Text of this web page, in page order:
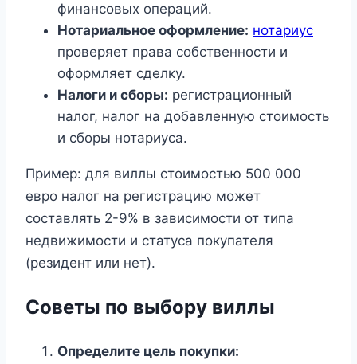
финансовых операций.
Нотариальное оформление: нотариус
проверяет права собственности и
оформляет сделку.
Налоги и сборы: регистрационный
налог, налог на добавленную стоимость
и сборы нотариуса.
Пример: для виллы стоимостью 500 000
евро налог на регистрацию может
составлять 2-9% в зависимости от типа
недвижимости и статуса покупателя
(резидент или нет).
Советы по выбору виллы
Определите цель покупки: